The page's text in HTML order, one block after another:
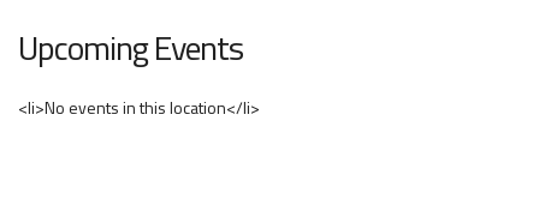
Upcoming Events
<li>No events in this location</li>